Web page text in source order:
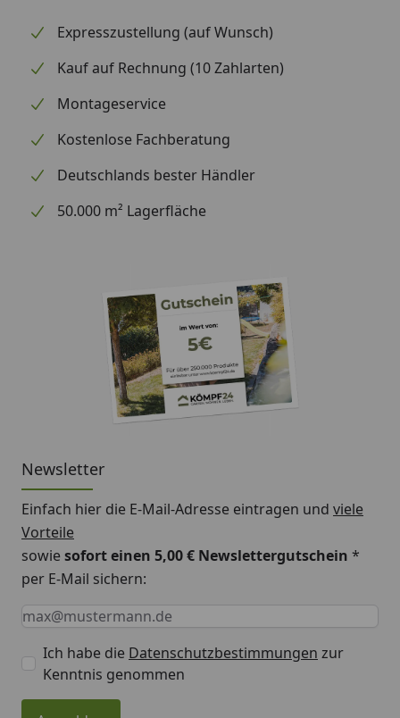
Expresszustellung (auf Wunsch)
Kauf auf Rechnung (10 Zahlarten)
Montageservice
Kostenlose Fachberatung
Deutschlands bester Händler
50.000 m² Lagerfläche
Newsletter
Einfach hier die E-Mail-Adresse eintragen und viele
Vorteile
sowiesofort einen 5,00 € Newslettergutschein *
per E-Mail sichern:
Keine Eingabe erforderlich
Eingabe erforderlich
E-Mail *
Ich habe die Datenschutzbestimmungen zur
Kenntnis genommen